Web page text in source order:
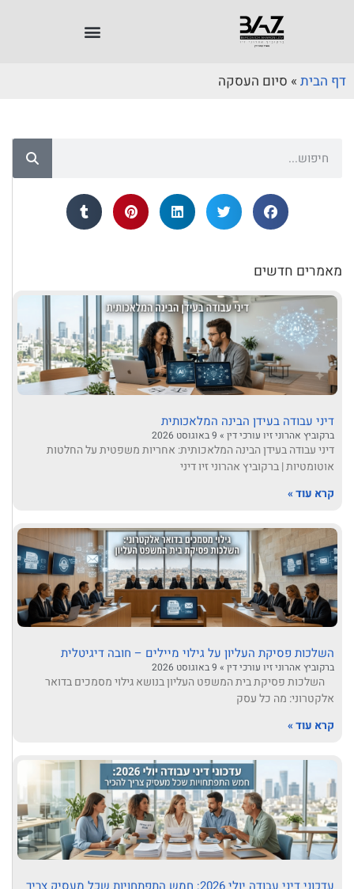
דף הבית » סיום העסקה
מאמרים חדשים
דיני עבודה בעידן הבינה המלאכותית
ברקוביץ אהרוני זיו עורכי דין
דיני עבודה בעידן הבינה המלאכותית: אחריות משפטית על החלטות
אוטומטיות | ברקוביץ אהרוני זיו דיני
קרא עוד »
השלכות פסיקת העליון על גילוי מיילים – חובה דיגיטלית
ברקוביץ אהרוני זיו עורכי דין
השלכות פסיקת בית המשפט העליון בנושא גילוי מסמכים בדואר
אלקטרוני: מה כל עסק
קרא עוד »